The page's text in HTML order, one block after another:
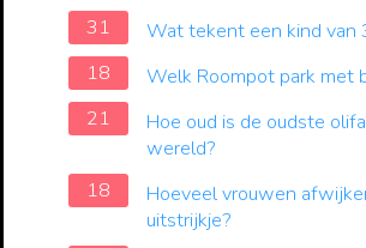
31
Wat tekent een kind van
18
Welk Roompot park met
21
Hoe oud is de oudste
wereld?
18
Hoeveel vrouwen
uitstrijkje?